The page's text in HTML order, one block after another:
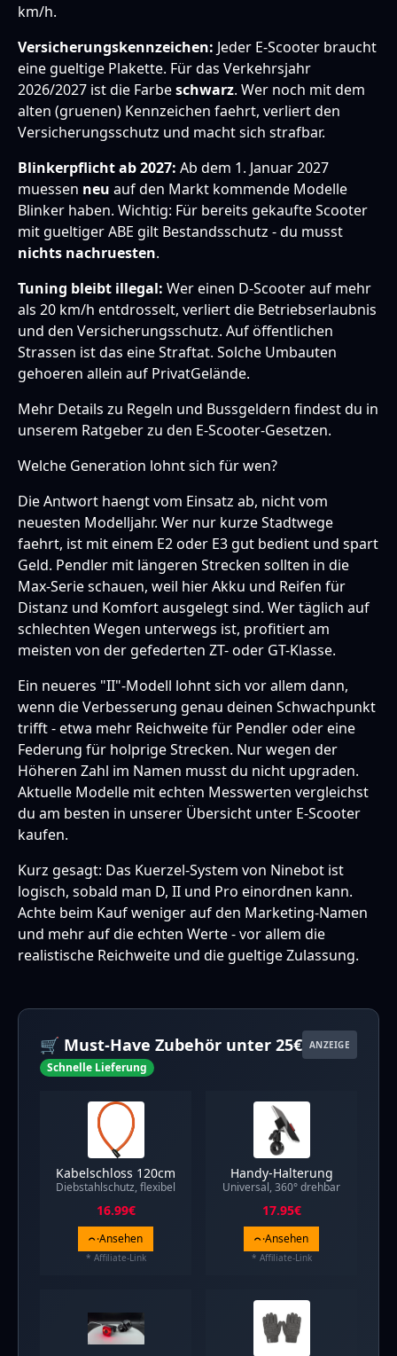
km/h.
Versicherungskennzeichen: Jeder E-Scooter braucht
eine gueltige Plakette. Für das Verkehrsjahr
2026/2027 ist die Farbeschwarz. Wer noch mit dem
alten (gruenen) Kennzeichen faehrt, verliert den
Versicherungsschutz und macht sich strafbar.
Blinkerpflicht ab 2027: Ab dem 1. Januar 2027
muessen neu auf den Markt kommende Modelle
Blinker haben. Wichtig: Für bereits gekaufte Scooter
mit gueltiger ABE gilt Bestandsschutz - du musst
nichts nachruesten.
Tuning bleibt illegal: Wer einen D-Scooter auf mehr
als 20 km/h entdrosselt, verliert die Betriebserlaubnis
und den Versicherungsschutz. Auf öffentlichen
Strassen ist das eine Straftat. Solche Umbauten
gehoeren allein auf PrivatGelände.
Mehr Details zu Regeln und Bussgeldern findest du in
unserem Ratgeber zu den E-Scooter-Gesetzen.
Welche Generation lohnt sich für wen?
Die Antwort haengt vom Einsatz ab, nicht vom
neuesten Modelljahr. Wer nur kurze Stadtwege
faehrt, ist mit einem E2 oder E3 gut bedient und spart
Geld. Pendler mit längeren Strecken sollten in die
Max-Serie schauen, weil hier Akku und Reifen für
Distanz und Komfort ausgelegt sind. Wer täglich auf
schlechten Wegen unterwegs ist, profitiert am
meisten von der gefederten ZT- oder GT-Klasse.
Ein neueres "II"-Modell lohnt sich vor allem dann,
wenn die Verbesserung genau deinen Schwachpunkt
trifft - etwa mehr Reichweite für Pendler oder eine
Federung für holprige Strecken. Nur wegen der
Höheren Zahl im Namen musst du nicht upgraden.
Aktuelle Modelle mit echten Messwerten vergleichst
du am besten in unserer Übersicht unter E-Scooter
kaufen.
Kurz gesagt: Das Kuerzel-System von Ninebot ist
logisch, sobald man D, II und Pro einordnen kann.
Achte beim Kauf weniger auf den Marketing-Namen
und mehr auf die echten Werte - vor allem die
realistische Reichweite und die gueltige Zulassung.
🛒 Must-Have Zubehör unter 25€ ANZEIGE
Schnelle Lieferung
Kabelschloss 120cm
Diebstahlschutz, flexibel
16.99€
Ansehen
* Affiliate-Link
Handy-Halterung
Universal, 360° drehbar
17.95€
Ansehen
* Affiliate-Link